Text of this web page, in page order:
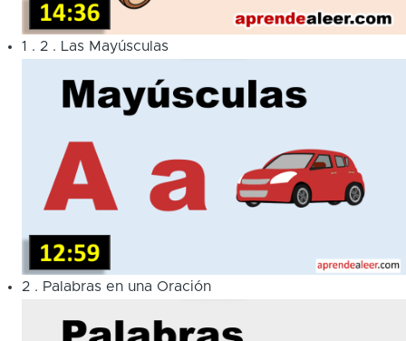
1 . 2 . Las Mayúsculas
2 . Palabras en una Oración